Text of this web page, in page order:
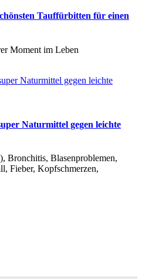
Tauffürbitten für einen
Moment im Leben
Naturmittel gegen leichte
Bronchitis, Blasenproblemen,
Fieber, Kopfschmerzen,